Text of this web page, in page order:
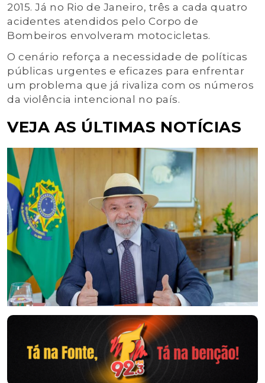
2015. Já no Rio de Janeiro, três a cada quatro
acidentes atendidos pelo Corpo de
Bombeiros envolveram motocicletas.
O cenário reforça a necessidade de políticas
públicas urgentes e eficazes para enfrentar
um problema que já rivaliza com os números
da violência intencional no país.
VEJA AS ÚLTIMAS NOTÍCIAS